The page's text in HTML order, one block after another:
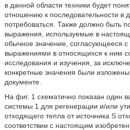
в данной области техники будет
отношению к последовательности в
потребоваться. Также должно быть
выражения, используемые в
обычное значение, согласующееся
выражениями в относящихся к ним
исследования и изучения, за
конкретные значения были
документе.
На фиг. 1 схематично показан один
системы 1 для регенерации и/или
отходящего тепла от источника S
соответствии с настоящим